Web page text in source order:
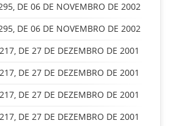
DE 06 DE NOVEMBRO DE 2002
DE 06 DE NOVEMBRO DE 2002
DE 27 DE DEZEMBRO DE 2001
DE 27 DE DEZEMBRO DE 2001
DE 27 DE DEZEMBRO DE 2001
DE 27 DE DEZEMBRO DE 2001